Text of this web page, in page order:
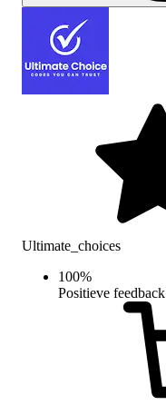
Ultimate_choices
100%
Positieve feedback